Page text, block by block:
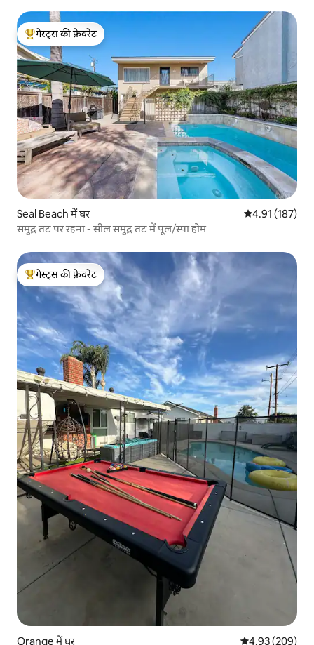
गेस्ट्स का टॉप फ़ेवरेट
गेस्ट्स की फ़ेवरेट
Seal Beach में घर औसत रेटिंग 5 में से
4.91 (187)
समुद्र तट पर रहना - सील समुद्र तट में पूल/स्पा होम
गेस्ट्स का टॉप फ़ेवरेट
गेस्ट्स की फ़ेवरेट
Orange में घर औसत रेटिंग 5 में से
4.93 (209)